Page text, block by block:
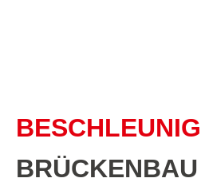
BRÜCKENBAU